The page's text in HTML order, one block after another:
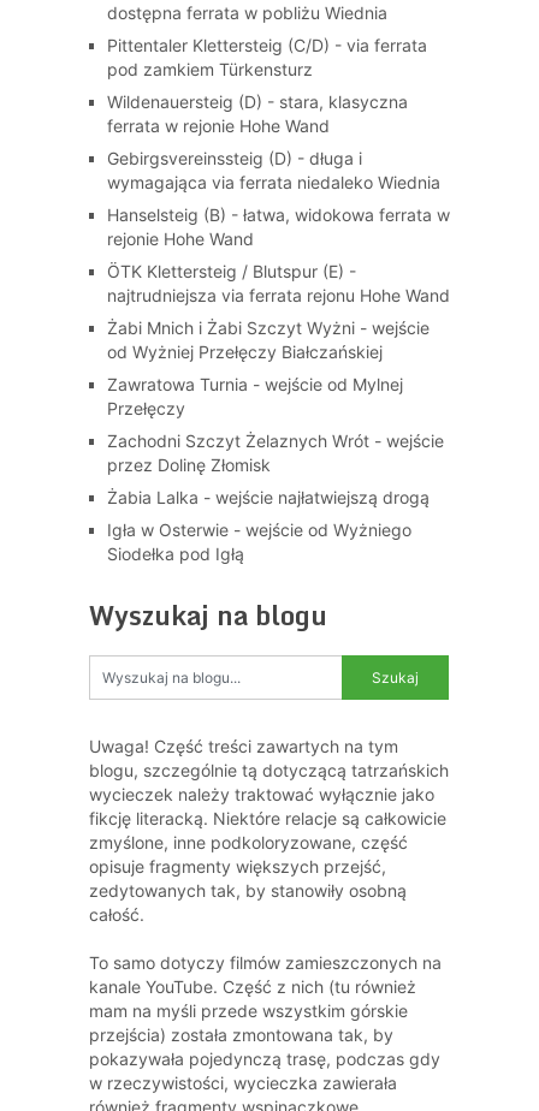
dostępna ferrata w pobliżu Wiednia
Pittentaler Klettersteig (C/D) - via ferrata
pod zamkiem Türkensturz
Wildenauersteig (D) - stara, klasyczna
ferrata w rejonie Hohe Wand
Gebirgsvereinssteig (D) - długa i
wymagająca via ferrata niedaleko Wiednia
Hanselsteig (B) - łatwa, widokowa ferrata w
rejonie Hohe Wand
ÖTK Klettersteig / Blutspur (E) -
najtrudniejsza via ferrata rejonu Hohe Wand
Żabi Mnich i Żabi Szczyt Wyżni - wejście
od Wyżniej Przełęczy Białczańskiej
Zawratowa Turnia - wejście od Mylnej
Przełęczy
Zachodni Szczyt Żelaznych Wrót - wejście
przez Dolinę Złomisk
Żabia Lalka - wejście najłatwiejszą drogą
Igła w Osterwie - wejście od Wyżniego
Siodełka pod Igłą
Wyszukaj na blogu
Uwaga! Część treści zawartych na tym
blogu, szczególnie tą dotyczącą tatrzańskich
wycieczek należy traktować wyłącznie jako
fikcję literacką. Niektóre relacje są całkowicie
zmyślone, inne podkoloryzowane, część
opisuje fragmenty większych przejść,
zedytowanych tak, by stanowiły osobną
całość.
To samo dotyczy filmów zamieszczonych na
kanale YouTube. Część z nich (tu również
mam na myśli przede wszystkim górskie
przejścia) została zmontowana tak, by
pokazywała pojedynczą trasę, podczas gdy
w rzeczywistości, wycieczka zawierała
również fragmenty wspinaczkowe,